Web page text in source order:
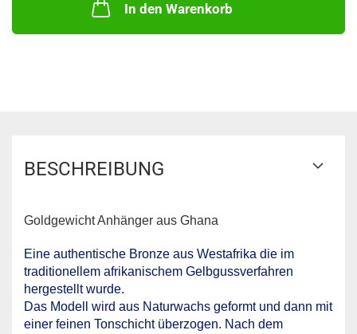
In den Warenkorb
BESCHREIBUNG
Goldgewicht Anhänger aus Ghana
Eine authentische Bronze aus Westafrika die im
traditionellem afrikanischem Gelbgussverfahren
hergestellt wurde.
Das Modell wird aus Naturwachs geformt und dann mit
einer feinen Tonschicht überzogen. Nach dem